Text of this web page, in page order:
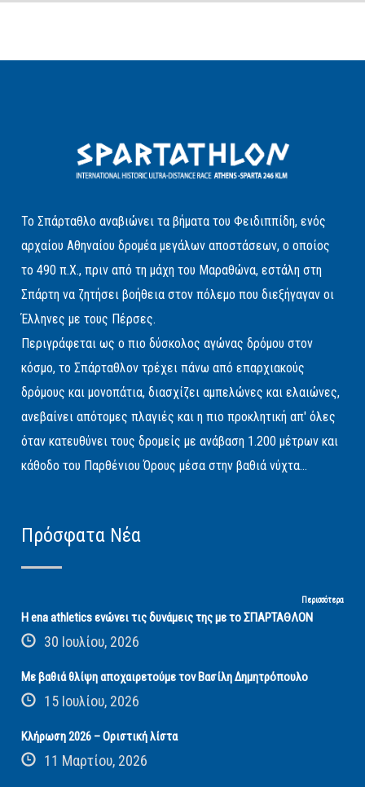
Το Σπάρταθλο αναβιώνει τα βήματα του Φειδιππίδη, ενός
αρχαίου Αθηναίου δρομέα μεγάλων αποστάσεων, ο οποίος
το 490 π.Χ., πριν από τη μάχη του Μαραθώνα, εστάλη στη
Σπάρτη να ζητήσει βοήθεια στον πόλεμο που διεξήγαγαν οι
Έλληνες με τους Πέρσες.
Περιγράφεται ως ο πιο δύσκολος αγώνας δρόμου στον
κόσμο, το Σπάρταθλον τρέχει πάνω από επαρχιακούς
δρόμους και μονοπάτια, διασχίζει αμπελώνες και ελαιώνες,
ανεβαίνει απότομες πλαγιές και η πιο προκλητική απ' όλες
όταν κατευθύνει τους δρομείς με ανάβαση 1.200 μέτρων και
κάθοδο του Παρθένιου Όρους μέσα στην βαθιά νύχτα...
Πρόσφατα Νέα
Περισσότερα
Η ena athletics ενώνει τις δυνάμεις της με το ΣΠΑΡΤΑΘΛΟΝ
30 Ιουλίου, 2026
Με βαθιά θλίψη αποχαιρετούμε τον Βασίλη Δημητρόπουλο
15 Ιουλίου, 2026
Κλήρωση 2026 – Οριστική λίστα
11 Μαρτίου, 2026